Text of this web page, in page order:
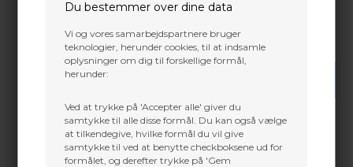
Du bestemmer over dine data
Vi og vores samarbejdspartnere bruger
teknologier, herunder cookies, til at indsamle
oplysninger om dig til forskellige formål,
herunder:
Ved at trykke på 'Accepter alle' giver du
samtykke til alle disse formål. Du kan også vælge
at tilkendegive, hvilke formål du vil give
samtykke til ved at benytte checkboksene ud for
formålet, og derefter trykke på 'Gem
HUSK Strenge længde, Buemærke eller bue info
+
Forventet leveringstid:Fjernlager, efter aftale
normalt 5-10 arbejdes dage